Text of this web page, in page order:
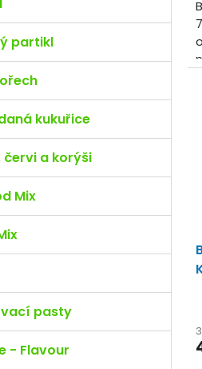
partikl
kukuřice
červi a korýši
Mix
pasty
- Flavour